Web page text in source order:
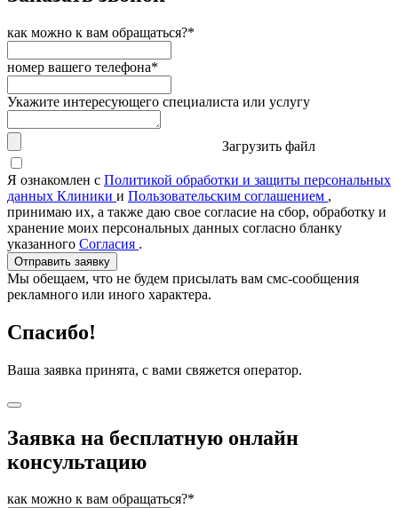
как можно к вам обращаться?*
номер вашего телефона*
Укажите интересующего специалиста или услугу
Загрузить файл
Я ознакомлен с Политикой обработки и защиты персональных
данных Клиники и Пользовательским соглашением ,
принимаю их, а также даю свое согласие на сбор, обработку и
хранение моих персональных данных согласно бланку
указанного Согласия .
Отправить заявку
Мы обещаем, что не будем присылать вам смс-сообщения
рекламного или иного характера.
Спасибо!
Ваша заявка принята, с вами свяжется оператор.
Заявка на бесплатную онлайн
консультацию
как можно к вам обращаться?*